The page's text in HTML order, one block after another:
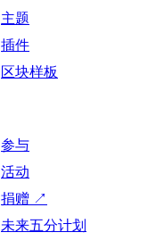
主题
插件
区块样板
参与
活动
捐赠 ↗
未来五分计划